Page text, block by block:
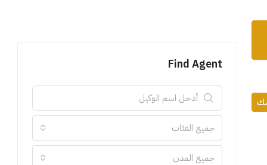
Find Agent
جميع الفئات
جميع المدن